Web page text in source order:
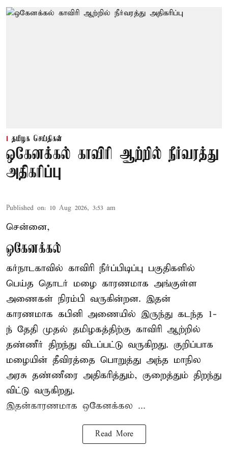
தமிழக செய்திகள்
ஒகேனக்கல் காவிரி ஆற்றில் நீர்வரத்து
அதிகரிப்பு
Published on: 10 Aug 2026, 3:53 am
சென்னை,
ஒகேனக்கல்
கர்நாடகாவில் காவிரி நீர்ப்பிடிப்பு பகுதிகளில்
பெய்த தொடர் மழை காரணமாக அங்குள்ள
அணைகள் நிரம்பி வருகின்றன. இதன்
காரணமாக கபினி அணையில் இருந்து கடந்த 1-
ந் தேதி முதல் தமிழகத்திற்கு காவிரி ஆற்றில்
தண்ணீர் திறந்து விடப்பட்டு வருகிறது. குறிப்பாக
மழையின் தீவிரத்தை பொறுத்து அந்த மாநில
அரசு தண்ணீரை அதிகரித்தும், குறைத்தும் திறந்து
விட்டு வருகிறது.
இதன்காரணமாக ஒகேனக்கல ...
Read More